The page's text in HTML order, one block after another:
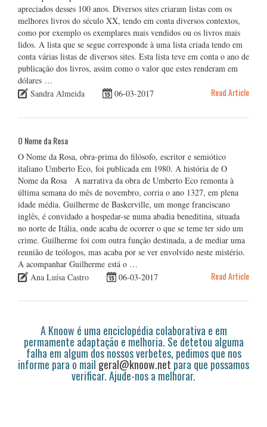
apreciados desses 100 anos. Diversos sites criaram listas com os
melhores livros do século XX, tendo em conta diversos contextos,
como por exemplo os exemplares mais vendidos ou os livros mais
lidos. A lista que se segue corresponde à uma lista criada tendo em
conta várias listas de diversos sites. Esta lista teve em conta o ano de
publicação dos livros, assim como o valor que estes renderam em
dólares …
Sandra Almeida
06-03-2017 Read Article
O Nome da Rosa
O Nome da Rosa, obra-prima do filósofo, escritor e semiótico
italiano Umberto Eco, foi publicada em 1980. A história de O
Nome da Rosa A narrativa da obra de Umberto Eco remonta à
última semana do mês de novembro, corria o ano 1327, em plena
idade média. Guilherme de Baskerville, um monge franciscano
inglês, é convidado a hospedar-se numa abadia beneditina, situada
no norte de Itália, onde acaba de ocorrer o que se teme ter sido um
crime. Guilherme foi com outra função destinada, a de mediar uma
reunião de teólogos, mas acaba por se ver envolvido neste mistério.
A acompanhar Guilherme está o …
Ana Luísa Castro
06-03-2017 Read Article
A Knoow é uma enciclopédia colaborativa e em
permamente adaptação e melhoria. Se detetou alguma
falha em algum dos nossos verbetes, pedimos que nos
informe para o mail geral@knoow.netpara que possamos
verificar. Ajude-nos a melhorar.